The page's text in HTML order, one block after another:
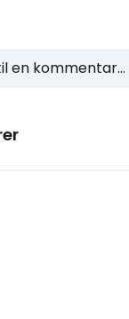
en kommentar...